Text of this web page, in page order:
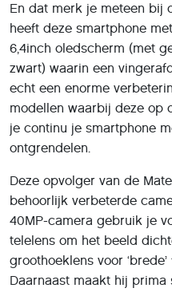
En dat merk je meteen bij
heeft deze smartphone
6,4inch oledscherm (met
zwart) waarin een
echt een enorme
modellen waarbij deze op
je continu je smartphone
ontgrendelen.
Deze opvolger van de
behoorlijk verbeterde
40MP-camera gebruik je
telelens om het beeld
groothoeklens voor ‘brede’
Daarnaast maakt hij prima